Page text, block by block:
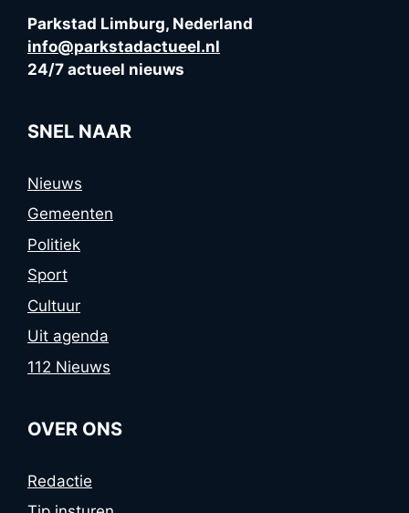
Parkstad Limburg, Nederland
info@parkstadactueel.nl
24/7 actueel nieuws
SNEL NAAR
Nieuws
Gemeenten
Politiek
Sport
Cultuur
Uit agenda
112 Nieuws
OVER ONS
Redactie